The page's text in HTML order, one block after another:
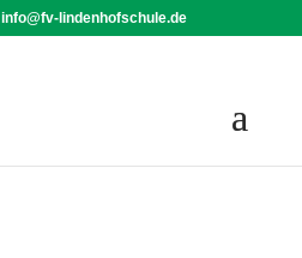
info@fv-lindenhofschule.de